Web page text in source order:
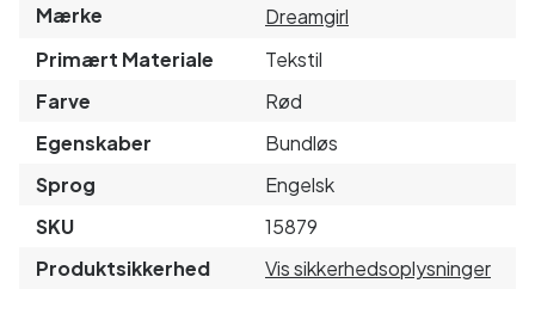
Mærke
Dreamgirl
Primært Materiale
Tekstil
Farve
Rød
Egenskaber
Bundløs
Sprog
Engelsk
SKU
15879
Produktsikkerhed
Vis sikkerhedsoplysninger